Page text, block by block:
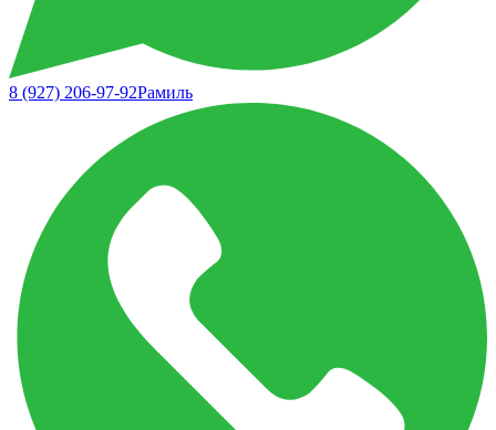
8 (927) 206-97-92Рамиль